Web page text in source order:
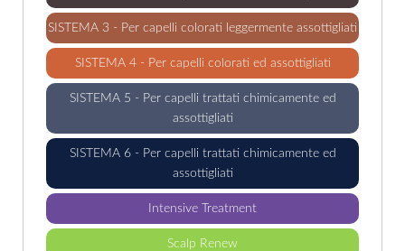
SISTEMA 3 - Per capelli colorati leggermente assottigliati
SISTEMA 4 - Per capelli colorati ed assottigliati
SISTEMA 5 - Per capelli trattati chimicamente ed
assottigliati
SISTEMA 6 - Per capelli trattati chimicamente ed
assottigliati
Intensive Treatment
Scalp Renew